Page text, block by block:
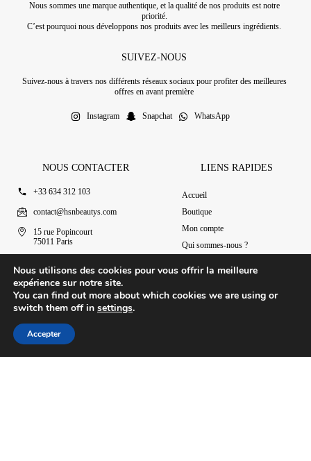
Nous sommes une marque authentique, et la qualité de nos produits est notre
priorité.
C’est pourquoi nous développons nos produits avec les meilleurs ingrédients.
SUIVEZ-NOUS
Suivez-nous à travers nos différents réseaux sociaux pour profiter des meilleures
offres en avant première
Instagram Snapchat WhatsApp
NOUS CONTACTER
+33 634 312 103
contact@hsnbeautys.com
15 rue Popincourt
75011 Paris
LIENS RAPIDES
Accueil
Boutique
Mon compte
Qui sommes-nous ?
Nous utilisons des cookies pour vous offrir la meilleure
expérience sur notre site.
You can find out more about which cookies we are using or
switch them off in settings.
Accepter
Accueil